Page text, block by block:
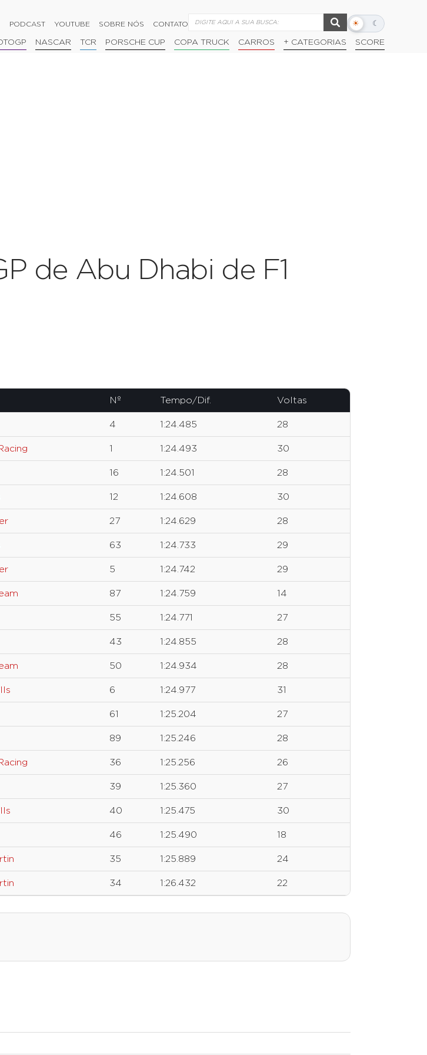
PODCAST YOUTUBE SOBRE NÓS CONTATO ☀ ☾
Alternar
escuro
NASCAR TCR PORSCHE CUP COPA TRUCK CARROS + CATEGORIAS SCORE
de Abu Dhabi de F1
Nº Tempo/Dif. Voltas
4 1:24.485 28
1 1:24.493 30
16 1:24.501 28
12 1:24.608 30
27 1:24.629 28
63 1:24.733 29
5 1:24.742 29
87 1:24.759 14
55 1:24.771 27
43 1:24.855 28
50 1:24.934 28
6 1:24.977 31
61 1:25.204 27
89 1:25.246 28
36 1:25.256 26
39 1:25.360 27
40 1:25.475 30
46 1:25.490 18
35 1:25.889 24
34 1:26.432 22